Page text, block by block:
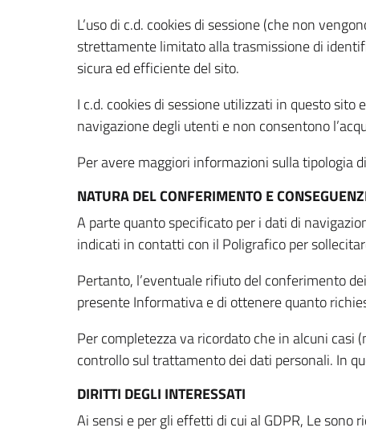
L’uso di c.d. cookies di sessione (che non
strettamente limitato alla trasmissione di
sicura ed efficiente del sito.
I c.d. cookies di sessione utilizzati in questo
navigazione degli utenti e non consentono
Per avere maggiori informazioni sulla tipologia
NATURA DEL CONFERIMENTO E
A parte quanto specificato per i dati di
indicati in contatti con il Poligrafico per
Pertanto, l’eventuale rifiuto del conferimento
presente Informativa e di ottenere quanto
Per completezza va ricordato che in alcuni casi
controllo sul trattamento dei dati personali. In
DIRITTI DEGLI INTERESSATI
Ai sensi e per gli effetti di cui al GDPR, Le